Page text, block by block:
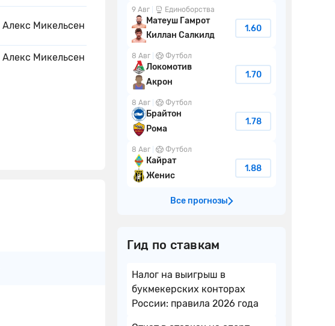
Алекс Микельсен
Алекс Микельсен
9 Авг Единоборства
Матеуш Гамрот
Киллан Салкилд
1.60
8 Авг Футбол
Локомотив
Акрон
1.70
8 Авг Футбол
Брайтон
Рома
1.78
8 Авг Футбол
Кайрат
Женис
1.88
Все прогнозы
Гид по ставкам
Налог на выигрыш в
букмекерских конторах
России: правила 2026 года